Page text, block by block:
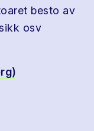
besto av
osv